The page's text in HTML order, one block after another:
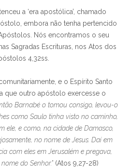
a ‘era apostólica’, chamado
embora não tenha pertencido
Nós encontramos o seu
Sagradas Escrituras, nos Atos dos
4,32ss.
e o Espírito Santo
que outro apóstolo exercesse o
Barnabé o tomou consigo, levou-o
como Saulo tinha visto no caminho,
ele, e como, na cidade de Damasco,
no nome de Jesus. Daí em
com eles em Jerusalém e pregava,
do Senhor.”(Atos 9,27-28)